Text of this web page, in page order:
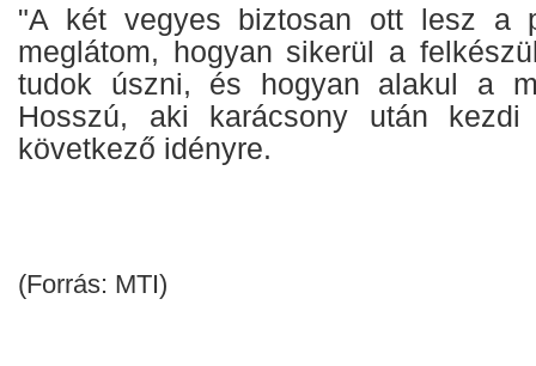
"A két vegyes biztosan ott lesz a
meglátom, hogyan sikerül a
tudok úszni, és hogyan alakul a
Hosszú, aki karácsony után
következő idényre.
(Forrás: MTI)